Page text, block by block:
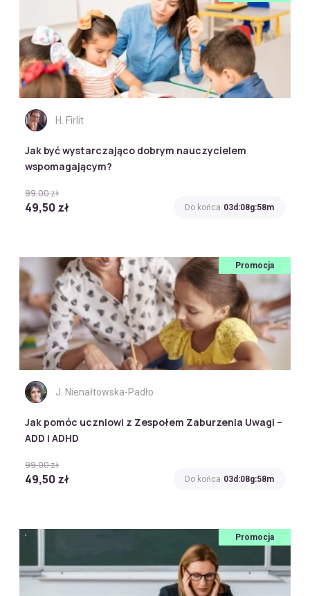
H. Firlit
Jak być wystarczająco dobrym nauczycielem
wspomagającym?
99,00 zł
49,50 zł Do końca 03d:08g:58m
Promocja
J. Nienałtowska-Padło
Jak pomóc uczniowi z Zespołem Zaburzenia Uwagi –
ADD i ADHD
99,00 zł
49,50 zł Do końca 03d:08g:58m
Promocja